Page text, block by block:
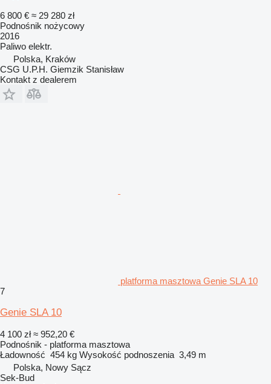
6 800 € ≈ 29 280 zł
Podnośnik nożycowy
2016
Paliwo elektr.
Polska, Kraków
CSG U.P.H. Giemzik Stanisław
Kontakt z dealerem
platforma masztowa Genie SLA 10
7
Genie SLA 10
4 100 zł ≈ 952,20 €
Podnośnik - platforma masztowa
Ładowność 454 kg Wysokość podnoszenia 3,49 m
Polska, Nowy Sącz
Sek-Bud